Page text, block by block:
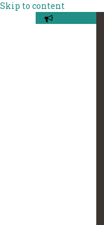
Skip to content